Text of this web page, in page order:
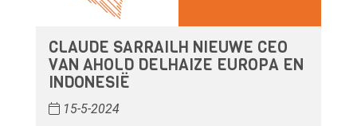
CLAUDE SARRAILH NIEUWE CEO
VAN AHOLD DELHAIZE EUROPA EN
INDONESIË
15-5-2024